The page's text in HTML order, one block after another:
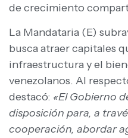
de crecimiento
La Mandataria (E)
busca atraer capitales
infraestructura y el
venezolanos. Al
destacó: «El Gobierno
disposición para, a
cooperación, abordar